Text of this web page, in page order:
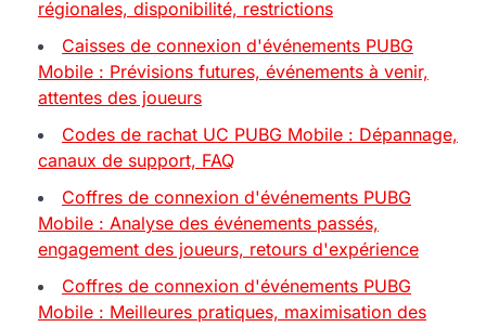
régionales, disponibilité, restrictions
Caisses de connexion d'événements PUBG
Mobile : Prévisions futures, événements à venir,
attentes des joueurs
Codes de rachat UC PUBG Mobile : Dépannage,
canaux de support, FAQ
Coffres de connexion d'événements PUBG
Mobile : Analyse des événements passés,
engagement des joueurs, retours d'expérience
Coffres de connexion d'événements PUBG
Mobile : Meilleures pratiques, maximisation des